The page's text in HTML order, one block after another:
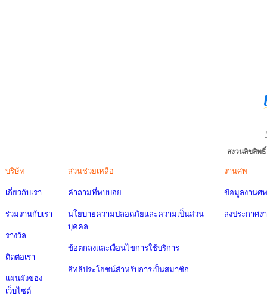
สงวนลิขสิท
บริษัท
เกี่ยวกับเรา
ร่วมงานกับเรา
รางวัล
ติดต่อเรา
แผนผังของ
เว็บไซต์
ส่วนช่วยเหลือ
คำถามที่พบบ่อย
นโยบายความปลอดภัยและความเป็นส่วน
บุคคล
ข้อตกลงและเงื่อนไขการใช้บริการ
สิทธิประโยชน์สำหรับการเป็นสมาชิก
งานศพ
ข้อมูลงานศพ
ลงประกาศง